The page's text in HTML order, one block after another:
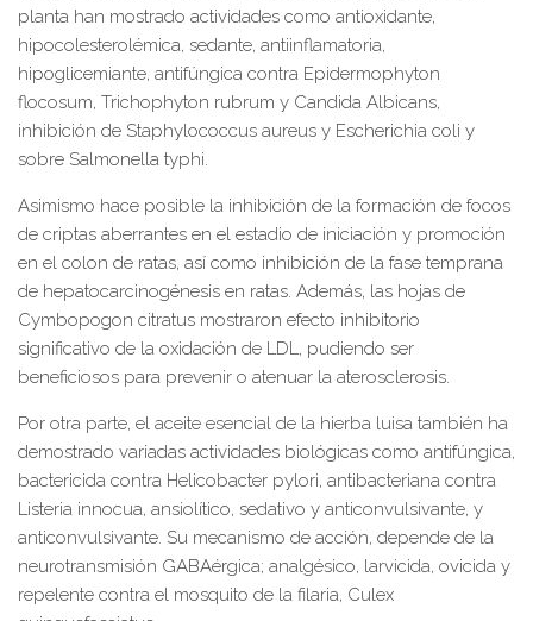
planta han mostrado actividades como antioxidante,
hipocolesterolémica, sedante, antiinflamatoria,
hipoglicemiante, antifúngica contra Epidermophyton
flocosum, Trichophyton rubrum y Candida Albicans,
inhibición de Staphylococcus aureus y Escherichia coli y
sobre Salmonella typhi.
Asimismo hace posible la inhibición de la formación de focos
de criptas aberrantes en el estadio de iniciación y promoción
en el colon de ratas, así como inhibición de la fase temprana
de hepatocarcinogénesis en ratas. Además, las hojas de
Cymbopogon citratus mostraron efecto inhibitorio
significativo de la oxidación de LDL, pudiendo ser
beneficiosos para prevenir o atenuar la aterosclerosis.
Por otra parte, el aceite esencial de la hierba luisa también ha
demostrado variadas actividades biológicas como antifúngica,
bactericida contra Helicobacter pylori, antibacteriana contra
Listeria innocua, ansiolítico, sedativo y anticonvulsivante, y
anticonvulsivante. Su mecanismo de acción, depende de la
neurotransmisión GABAérgica; analgésico, larvicida, ovicida y
repelente contra el mosquito de la filaria, Culex